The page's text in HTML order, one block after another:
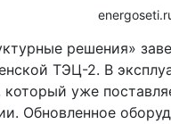
решения»
ТЭЦ-2. В
уже
Обновленное